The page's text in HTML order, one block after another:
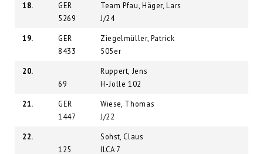
18.
GER
5269
Team Pfau, Häger, Lars
J/24
19.
GER
8433
Ziegelmüller, Patrick
505er
20.
69
Ruppert, Jens
H-Jolle 102
21.
GER
1447
Wiese, Thomas
J/22
22.
125
Sohst, Claus
ILCA 7